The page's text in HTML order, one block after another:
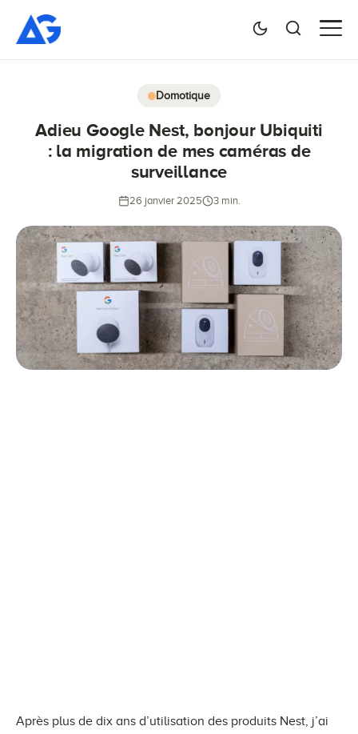
Domotique
Adieu Google Nest, bonjour Ubiquiti
: la migration de mes caméras de
surveillance
26 janvier 2025 3 min.
Après plus de dix ans d’utilisation des produits Nest, j’ai